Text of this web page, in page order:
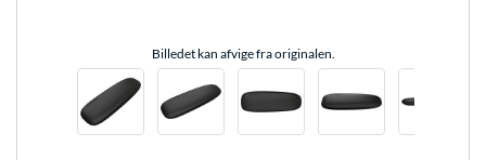
Billedet kan afvige fra originalen.